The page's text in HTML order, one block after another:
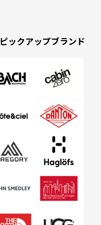
ピックアップブランド